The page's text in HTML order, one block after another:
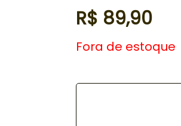
R$ 89,90
Fora de estoque